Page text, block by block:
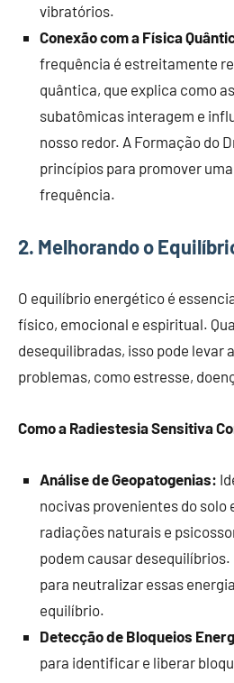
vibratórios.
Conexão com a Física
frequência é estreitamente
quântica, que explica como
subatômicas interagem e
nosso redor. A Formação do
princípios para promover
frequência.
2. Melhorando o
O equilíbrio energético é
físico, emocional e espiritual.
desequilibradas, isso pode levar
problemas, como estresse,
Como a Radiestesia Sensitiva
Análise de Geopatogenias:
nocivas provenientes do solo
radiações naturais e
podem causar
para neutralizar essas
equilíbrio.
Detecção de Bloqueios
para identificar e liberar